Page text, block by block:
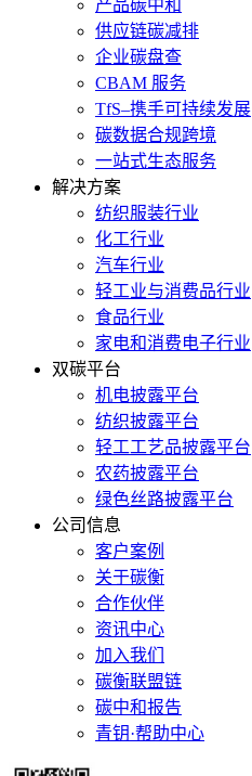
产品碳中和
供应链碳减排
企业碳盘查
CBAM 服务
TfS–携手可持续发展
碳数据合规跨境
一站式生态服务
解决方案
纺织服装行业
化工行业
汽车行业
轻工业与消费品行业
食品行业
家电和消费电子行业
双碳平台
机电披露平台
纺织披露平台
轻工工艺品披露平台
农药披露平台
绿色丝路披露平台
公司信息
客户案例
关于碳衡
合作伙伴
资讯中心
加入我们
碳衡联盟链
碳中和报告
青钥·帮助中心